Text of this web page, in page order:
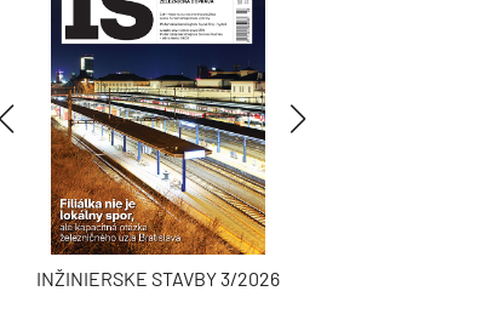
INŽINIERSKE STAVBY 3/2026